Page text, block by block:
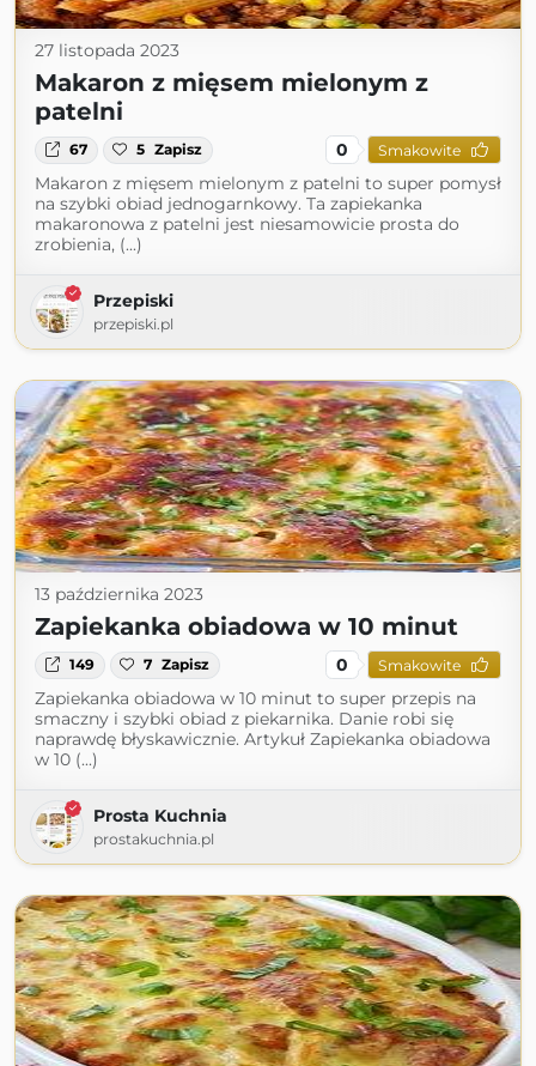
27 listopada 2023
Makaron z mięsem mielonym z
patelni
67 5 Zapisz 0 Smakowite
Makaron z mięsem mielonym z patelni to super pomysł
na szybki obiad jednogarnkowy. Ta zapiekanka
makaronowa z patelni jest niesamowicie prosta do
zrobienia, (...)
Przepiski
przepiski.pl
13 października 2023
Zapiekanka obiadowa w 10 minut
149 7 Zapisz 0 Smakowite
Zapiekanka obiadowa w 10 minut to super przepis na
smaczny i szybki obiad z piekarnika. Danie robi się
naprawdę błyskawicznie. Artykuł Zapiekanka obiadowa
w 10 (...)
Prosta Kuchnia
prostakuchnia.pl